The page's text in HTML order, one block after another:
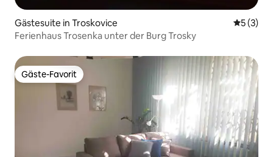
Gästesuite in Troskovice
5 (3)
Ferienhaus Trosenka unter der Burg Trosky
Gäste-Favorit
Gäste-Favorit